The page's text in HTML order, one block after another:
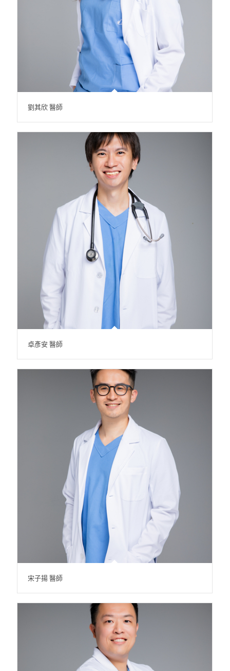
劉其欣 醫師
卓彥安 醫師
宋子揚 醫師